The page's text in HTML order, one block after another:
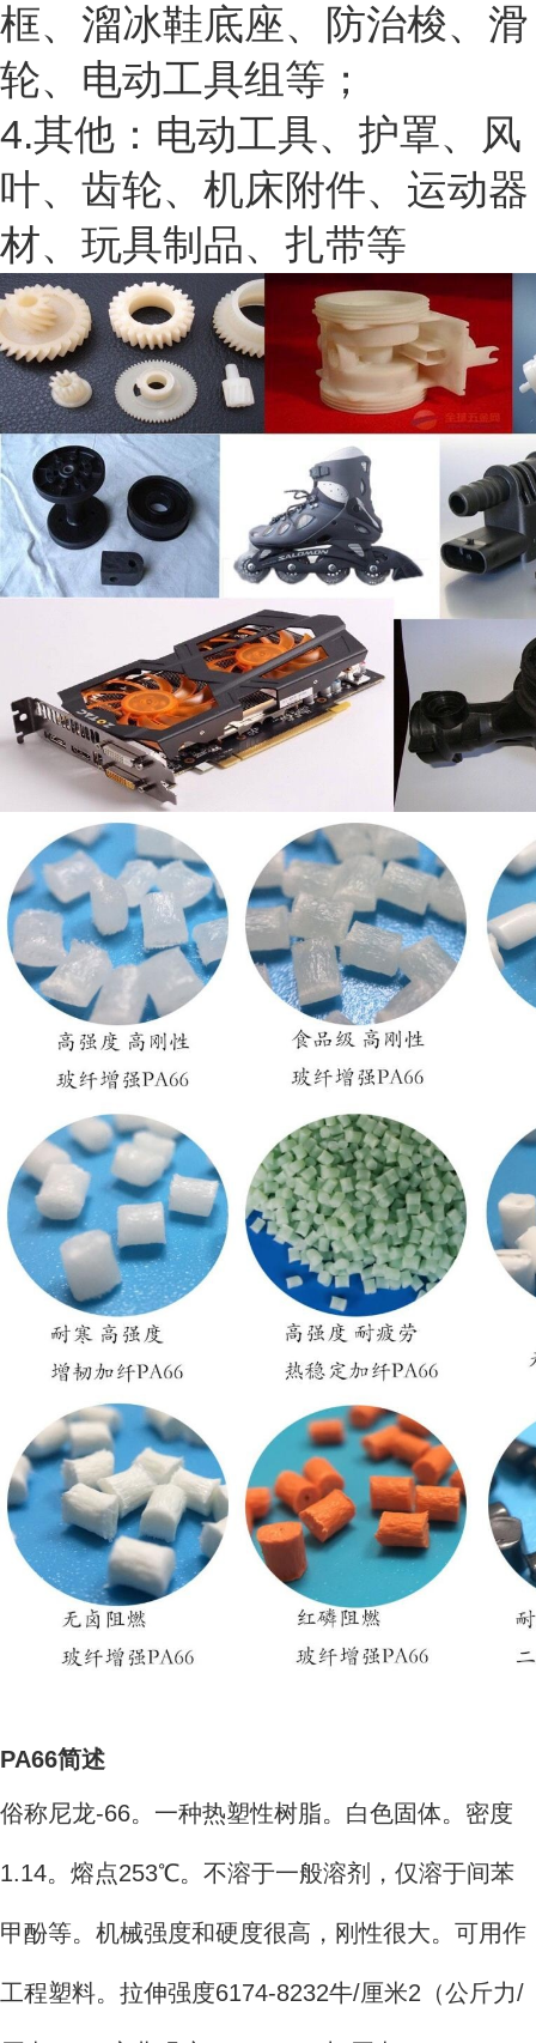
框、溜冰鞋底座、防治梭、滑
轮、电动工具组等；
4.其他：电动工具、护罩、风
叶、齿轮、机床附件、运动器
材、玩具制品、扎带等
PA66简述
俗称尼龙-66。一种热塑性树脂。白色固体。密度
1.14。熔点253℃。不溶于一般溶剂，仅溶于间苯
甲酚等。机械强度和硬度很高，刚性很大。可用作
工程塑料。拉伸强度6174-8232牛/厘米2（公斤力/